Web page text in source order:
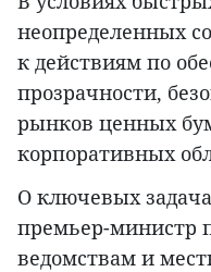
неопределенных
к действиям по
прозрачности,
рынков ценных
корпоративных
О ключевых
премьер-министр
ведомствам и